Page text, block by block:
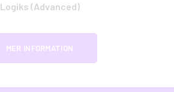
Logiks (Advanced)
MER INFORMATION